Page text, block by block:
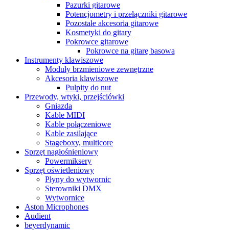
Pazurki gitarowe
Potencjometry i przełączniki gitarowe
Pozostałe akcesoria gitarowe
Kosmetyki do gitary
Pokrowce gitarowe
Pokrowce na gitarę basową
Instrumenty klawiszowe
Moduły brzmieniowe zewnętrzne
Akcesoria klawiszowe
Pulpity do nut
Przewody, wtyki, przejściówki
Gniazda
Kable MIDI
Kable połączeniowe
Kable zasilające
Stageboxy, multicore
Sprzęt nagłośnieniowy
Powermiksery
Sprzęt oświetleniowy
Płyny do wytwornic
Sterowniki DMX
Wytwornice
Aston Microphones
Audient
beyerdynamic